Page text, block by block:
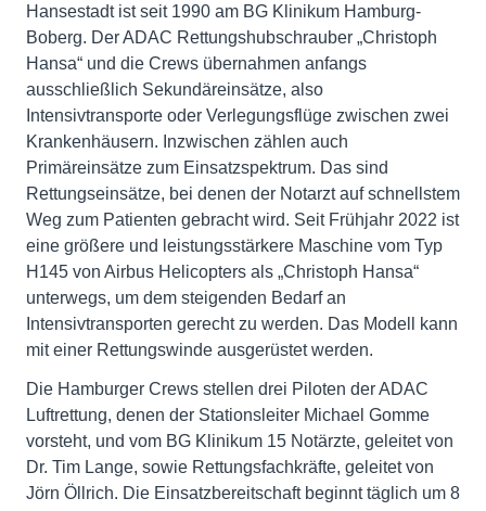
Hansestadt ist seit 1990 am BG Klinikum Hamburg-
Boberg. Der ADAC Rettungshubschrauber „Christoph
Hansa“ und die Crews übernahmen anfangs
ausschließlich Sekundäreinsätze, also
Intensivtransporte oder Verlegungsflüge zwischen zwei
Krankenhäusern. Inzwischen zählen auch
Primäreinsätze zum Einsatzspektrum. Das sind
Rettungseinsätze, bei denen der Notarzt auf schnellstem
Weg zum Patienten gebracht wird. Seit Frühjahr 2022 ist
eine größere und leistungsstärkere Maschine vom Typ
H145 von Airbus Helicopters als „Christoph Hansa“
unterwegs, um dem steigenden Bedarf an
Intensivtransporten gerecht zu werden. Das Modell kann
mit einer Rettungswinde ausgerüstet werden.
Die Hamburger Crews stellen drei Piloten der ADAC
Luftrettung, denen der Stationsleiter Michael Gomme
vorsteht, und vom BG Klinikum 15 Notärzte, geleitet von
Dr. Tim Lange, sowie Rettungsfachkräfte, geleitet von
Jörn Öllrich. Die Einsatzbereitschaft beginnt täglich um 8